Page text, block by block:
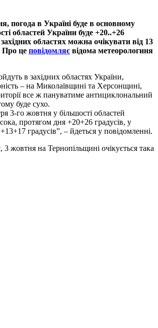
погода в Україні буде в основному
областей України буде +20..+26
областях можна очікувати від 13
Про це повідомляє відома метеорологиня
в західних областях України,
– на Миколаївщині та Херсонщині,
все ж пануватиме антициклональний
буде сухо.
3-го жовтня у більшості областей
протягом дня +20+26 градусів, у
градусів”, – йдеться у повідомленні.
жовтня на Тернопільщині очікується така